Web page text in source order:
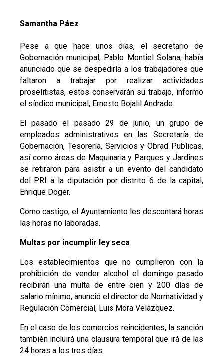
Samantha Páez
Pese a que hace unos días, el secretario de
Gobernación municipal, Pablo Montiel Solana, había
anunciado que se despediría a los trabajadores que
faltaron a trabajar por realizar actividades
proselitistas, estos conservarán su trabajo, informó
el síndico municipal, Ernesto Bojalil Andrade.
El pasado el pasado 29 de junio, un grupo de
empleados administrativos en las Secretaría de
Gobernación, Tesorería, Servicios y Obrad Publicas,
así como áreas de Maquinaria y Parques y Jardines
se retiraron para asistir a un evento del candidato
del PRI a la diputación por distrito 6 de la capital,
Enrique Doger.
Como castigo, el Ayuntamiento les descontará horas
las horas no laboradas.
Multas por incumplir ley seca
Los establecimientos que no cumplieron con la
prohibición de vender alcohol el domingo pasado
recibirán una multa de entre cien y 200 días de
salario mínimo, anunció el director de Normatividad y
Regulación Comercial, Luis Mora Velázquez.
En el caso de los comercios reincidentes, la sanción
también incluirá una clausura temporal que irá de las
24 horas a los tres días.